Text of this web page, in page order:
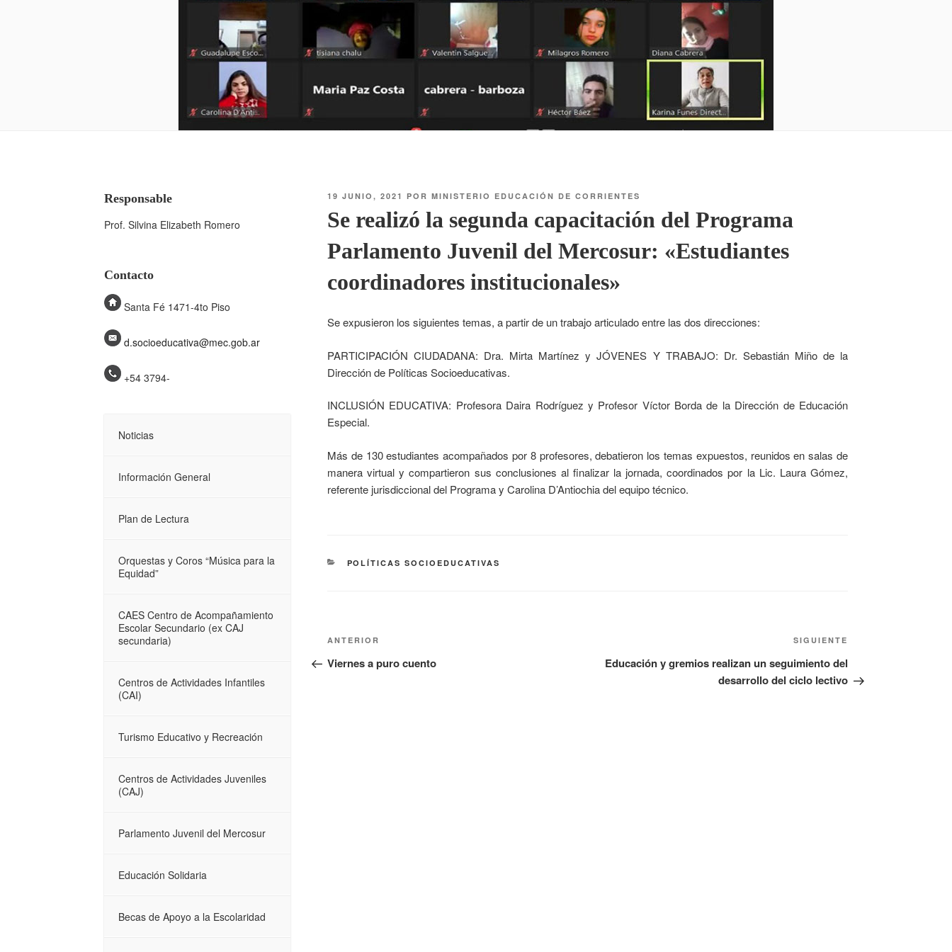
19 JUNIO, 2021 POR MINISTERIO EDUCACIÓN DE CORRIENTES
Se realizó la segunda capacitación del Programa
Parlamento Juvenil del Mercosur: «Estudiantes
coordinadores institucionales»
Se expusieron los siguientes temas, a partir de un trabajo articulado entre las dos direcciones:
PARTICIPACIÓN CIUDADANA: Dra. Mirta Martínez y JÓVENES Y TRABAJO: Dr. Sebastián Miño de la
Dirección de Políticas Socioeducativas.
INCLUSIÓN EDUCATIVA: Profesora Daira Rodríguez y Profesor Víctor Borda de la Dirección de Educación
Especial.
Más de 130 estudiantes acompañados por 8 profesores, debatieron los temas expuestos, reunidos en salas de
manera virtual y compartieron sus conclusiones al finalizar la jornada, coordinados por la Lic. Laura Gómez,
referente jurisdiccional del Programa y Carolina D’Antiochia del equipo técnico.
POLÍTICAS SOCIOEDUCATIVAS
ANTERIOR
Viernes a puro cuento
SIGUIENTE
Educación y gremios realizan un seguimiento del
desarrollo del ciclo lectivo
Responsable
Prof. Silvina Elizabeth Romero
Contacto
Santa Fé 1471-4to Piso
d.socioeducativa@mec.gob.ar
+54 3794-
Noticias
Información General
Plan de Lectura
Orquestas y Coros “Música para la
Equidad”
CAES Centro de Acompañamiento
Escolar Secundario (ex CAJ
secundaria)
Centros de Actividades Infantiles
(CAI)
Turismo Educativo y Recreación
Centros de Actividades Juveniles
(CAJ)
Parlamento Juvenil del Mercosur
Educación Solidaria
Becas de Apoyo a la Escolaridad